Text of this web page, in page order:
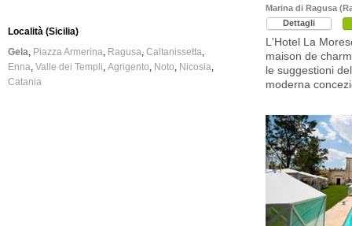
Marina di Ragusa
Dettagli
L'Hotel La
maison de
le suggestioni
moderna
Località (Sicilia)
Gela Piazza Armerina Ragusa Caltanissetta
Enna Valle dei Templi Agrigento Noto
Nicosia
Catania